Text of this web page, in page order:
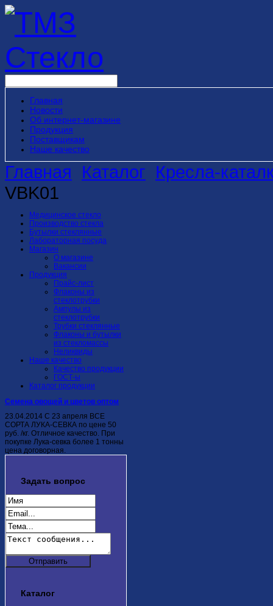
Главная
Новости
Об интернет-магазине
Продукция
Поставщикам
Наше качество
Главная Каталог Кресла-
VBK01
Медицинское стекло
Производство стекла
Бутылки стеклянные
Лабораторная посуда
Магазин
О магазине
Вакансии
Продукция
Прайс-лист
Флаконы из
стеклотрубки
Ампулы из
стеклотрубки
Трубки стеклянные
Флаконы и бутылки
из стекломассы
Неликвиды
Наше качество
Качество продукции
ГОСТ-ы
Каталог продукции
Семена овощей и цветов оптом
23.04.2014 С 23 апреля ВСЕ
СОРТА ЛУКА-СЕВКА по цене 50
руб. /кг. Отличное качество. При
покупке Лука-севка более 1 тонны
цена договорная.
Задать вопрос
Каталог